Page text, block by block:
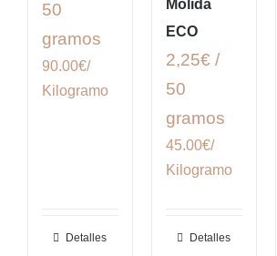
50
gramos
90.00€/
Kilogramo
Detalles
Molida
ECO
2,25€ /
50
gramos
45.00€/
Kilogramo
Detalles